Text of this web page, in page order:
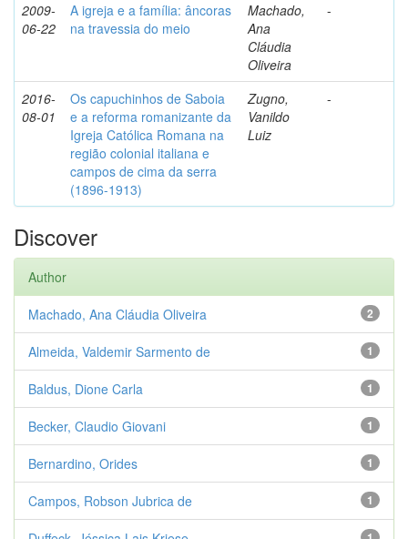
2009-
06-22
A igreja e a família: âncoras
na travessia do meio
Machado,
Ana
Cláudia
Oliveira
-
2016-
08-01
Os capuchinhos de Saboia
e a reforma romanizante da
Igreja Católica Romana na
região colonial italiana e
campos de cima da serra
(1896-1913)
Zugno,
Vanildo
Luiz
-
Discover
Author
2
Machado, Ana Cláudia Oliveira
1
Almeida, Valdemir Sarmento de
1
Baldus, Dione Carla
1
Becker, Claudio Giovani
1
Bernardino, Orides
1
Campos, Robson Jubrica de